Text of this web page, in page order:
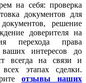
на себя: проверка
документов для
решение
доверителя на
перехода права
интересов до
всегда на связи и
этапах сделки.
отзывы наших